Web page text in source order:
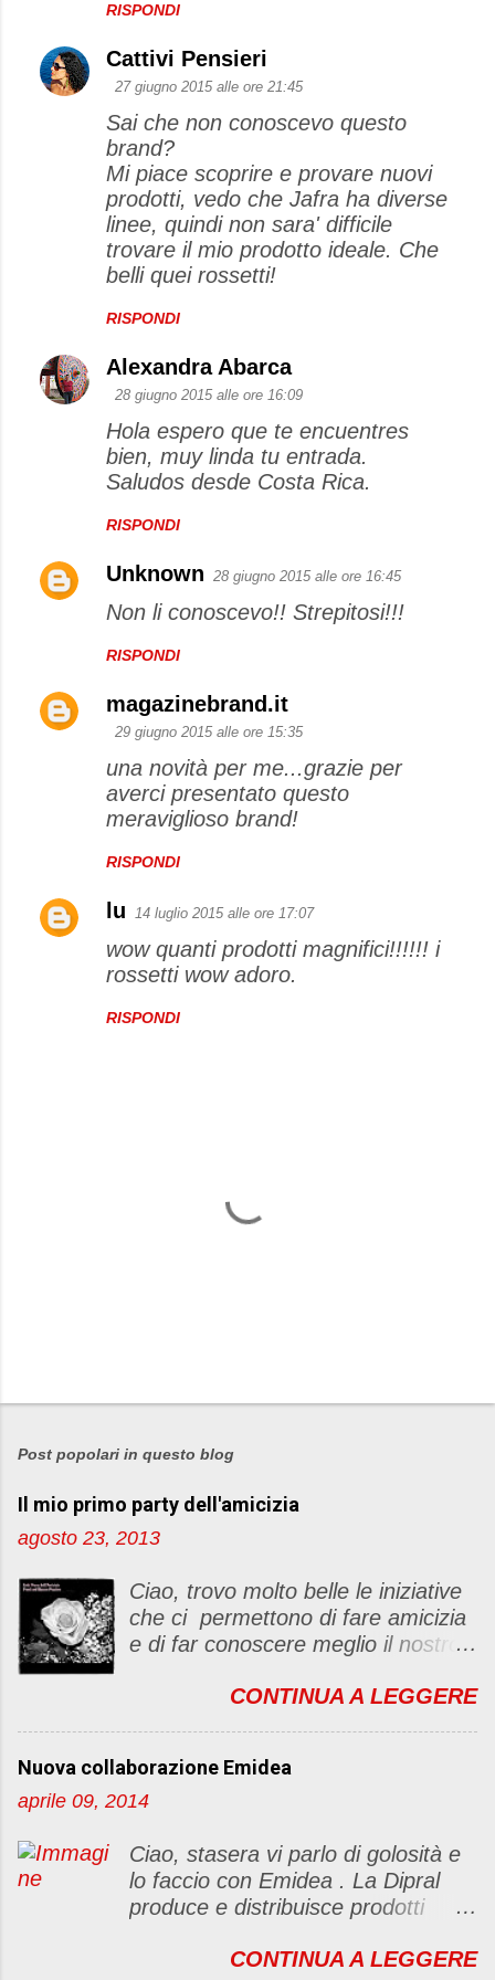
RISPONDI
Cattivi Pensieri
27 giugno 2015 alle ore 21:45
Sai che non conoscevo questo
brand?
Mi piace scoprire e provare nuovi
prodotti, vedo che Jafra ha diverse
linee, quindi non sara' difficile
trovare il mio prodotto ideale. Che
belli quei rossetti!
RISPONDI
Alexandra Abarca
28 giugno 2015 alle ore 16:09
Hola espero que te encuentres
bien, muy linda tu entrada.
Saludos desde Costa Rica.
RISPONDI
Unknown 28 giugno 2015 alle ore 16:45
Non li conoscevo!! Strepitosi!!!
RISPONDI
magazinebrand.it
29 giugno 2015 alle ore 15:35
una novità per me...grazie per
averci presentato questo
meraviglioso brand!
RISPONDI
lu 14 luglio 2015 alle ore 17:07
wow quanti prodotti magnifici!!!!!! i
rossetti wow adoro.
RISPONDI
P
s
a
u
c
o
m
m
t
o
Post popolari in questo blog
Il mio primo party dell'amicizia
agosto 23, 2013
Ciao, trovo molto belle le iniziative
che ci permettono di fare amicizia
e di far conoscere meglio il nostro
un "party" dell'amicizia .... Mi
post, ma anche di sentimenti ed
emozioni. Non siete obbligate a
avete il tempo bene, altrimenti no
problem. :D Le regole sono le
seguenti 1) Prelevare l'immagine
blog con il link del mio
CONTINUA A LEGGERE
Nuova collaborazione Emidea
aprile 09, 2014
Ciao, stasera vi parlo di golosità e
lo faccio con Emidea . La Dipral
produce e distribuisce prodotti
qualità a marchio Emidea (rivolti
CONTINUA A LEGGERE